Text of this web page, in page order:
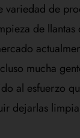
variedad de
de llantas
mucha
al esfuerzo
dejarlas